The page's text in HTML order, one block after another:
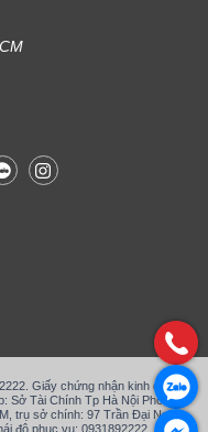
Giấy chứng nhận kinh doanh
Sở Tài Chính Tp Hà Nội Phòng
trụ sở chính: 97 Trần Đại Nghĩa,
độ phục vụ: 0931892222